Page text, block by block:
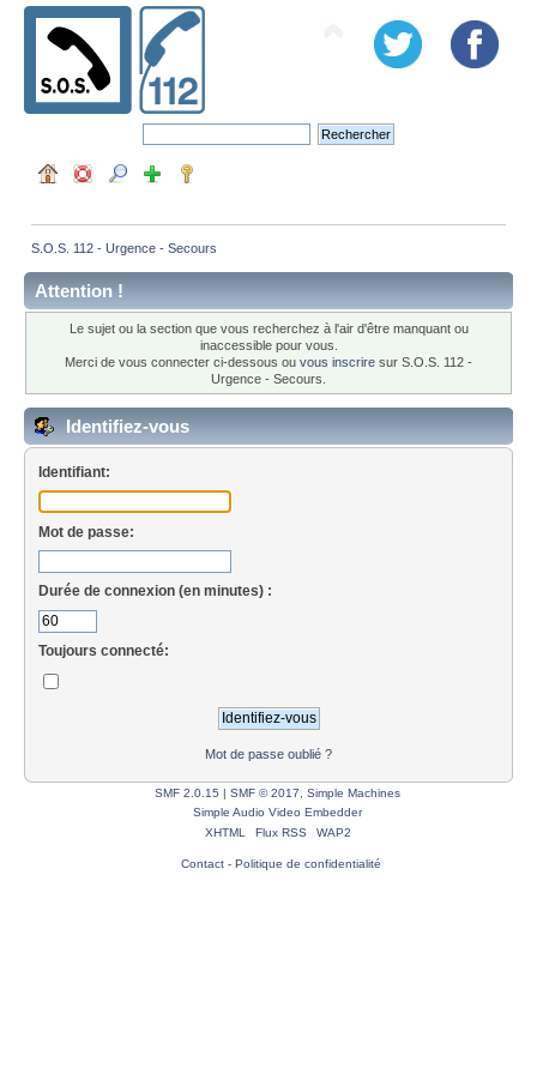
S.O.S. 112 - Urgence - Secours
Attention !
Le sujet ou la section que vous recherchez à l'air d'être manquant ou
inaccessible pour vous.
Merci de vous connecter ci-dessous ou vous inscrire sur S.O.S. 112 -
Urgence - Secours.
Identifiez-vous
Identifiant:
Mot de passe:
Durée de connexion (en minutes) :
Toujours connecté:
Mot de passe oublié ?
SMF 2.0.15 | SMF © 2017
Simple Machines
Simple Audio Video Embedder
XHTML
Flux RSS WAP2
Contact- Politique de confidentialité